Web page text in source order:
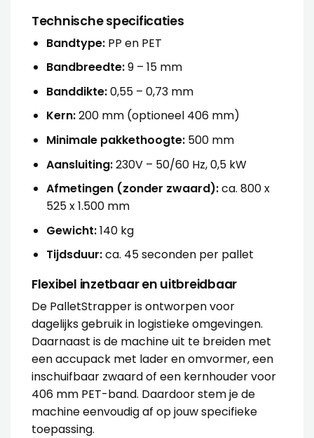
Technische specificaties
Bandtype:PP en PET
Bandbreedte:9 – 15 mm
Banddikte:0,55 – 0,73 mm
Kern:200 mm (optioneel 406 mm)
Minimale pakkethoogte:500 mm
Aansluiting:230V – 50/60 Hz, 0,5 kW
Afmetingen (zonder zwaard):ca. 800 x
525 x 1.500 mm
Gewicht:140 kg
Tijdsduur:ca. 45 seconden per pallet
Flexibel inzetbaar en uitbreidbaar
De PalletStrapper is ontworpen voor
dagelijks gebruik in logistieke omgevingen.
Daarnaast is de machine uit te breiden met
een accupack met lader en omvormer, een
inschuifbaar zwaard of een kernhouder voor
406 mm PET-band. Daardoor stem je de
machine eenvoudig af op jouw specifieke
toepassing.